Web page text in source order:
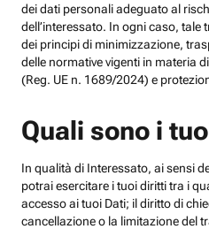
dei dati personali adeguato al
dell’interessato. In ogni caso, tale
dei principi di minimizzazione,
delle normative vigenti in materia
(Reg. UE n. 1689/2024) e
Quali sono i
In qualità di Interessato, ai sensi
potrai esercitare i tuoi diritti tra i
accesso ai tuoi Dati; il diritto di
cancellazione o la limitazione del